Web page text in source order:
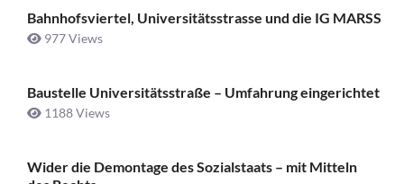
Bahnhofsviertel, Universitätsstrasse und die IG MARSS
977 Views
Baustelle Universitätsstraße ­– Umfahrung eingerichtet
1188 Views
Wider die Demontage des Sozialstaats – mit Mitteln